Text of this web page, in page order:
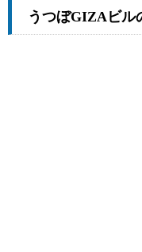
うつぼGIZAビル